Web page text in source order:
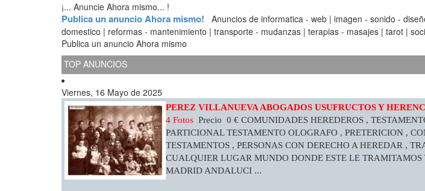
¡... Anuncie Ahora mismo... !
Publica un anuncio Ahora mismo! Anuncios de informatica - web | imagen - sonido -
domestico | reformas - mantenimiento | transporte - mudanzas | terapias - masajes | tarot |
Publica un anuncio Ahora mismo
TOP ANUNCIOS
Viernes, 16 Mayo de 2025
PEREZ VILLANUEVA ABOGADOS USUFRUCTOS Y
4 Fotos Precio 0 € COMUNIDADES HEREDEROS ,
PARTICIONAL TESTAMENTO OLOGRAFO , PRETERICION ,
TESTAMENTOS , PERSONAS CON DERECHO A HEREDAR ,
CUALQUIER LUGAR MUNDO DONDE ESTE LE
MADRID ANDALUCI ...